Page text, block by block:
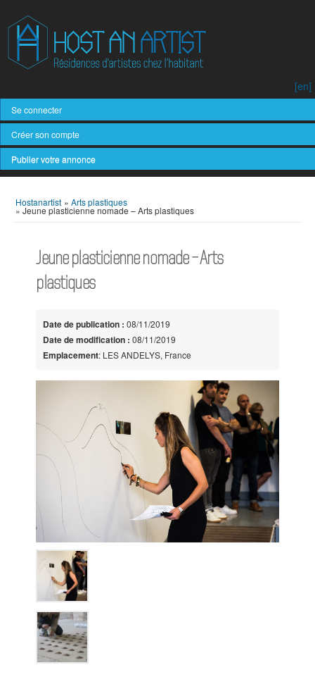
Se connecter
Créer son compte
[en]
Publier votre annonce
Hostanartist » Arts plastiques
» Jeune plasticienne nomade – Arts plastiques
Jeune plasticienne nomade – Arts
plastiques
Date de publication : 08/11/2019
Date de modification : 08/11/2019
Emplacement: LES ANDELYS, France